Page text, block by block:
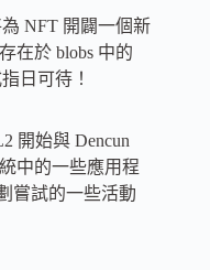
NFT 開闢一個新
在於 blobs 中的
日可待！
開始與 Dencun
中的一些應用程
嘗試的一些活動